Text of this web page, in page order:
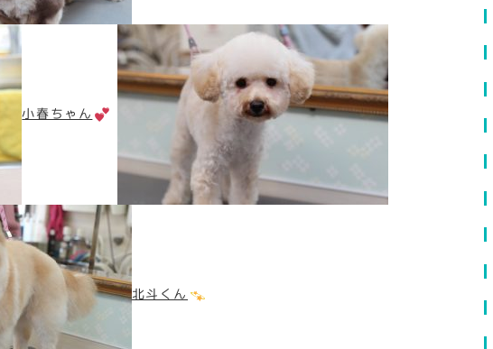
小春ちゃん
北斗くん